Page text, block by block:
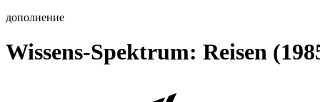
дополнение
Wissens-Spektrum: Reisen